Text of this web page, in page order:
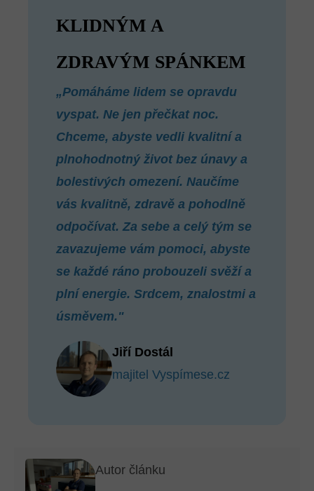
KLIDNÝM A
ZDRAVÝM SPÁNKEM
„Pomáháme lidem se opravdu
vyspat. Ne jen přečkat noc.
Chceme, abyste vedli kvalitní a
plnohodnotný život bez únavy a
bolestivých omezení. Naučíme
vás kvalitně, zdravě a pohodlně
odpočívat. Za sebe a celý tým se
zavazujeme vám pomoci, abyste
se každé ráno probouzeli svěží a
plní energie. Srdcem, znalostmi a
úsměvem."
Jiří Dostál
majitel Vyspímese.cz
Autor článku